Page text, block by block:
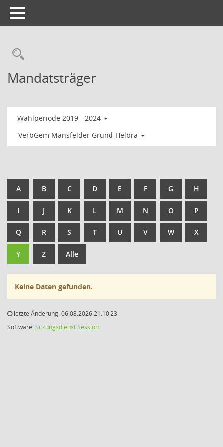
Toggle
navigation
Mandatsträger
Wahlperiode 2019 - 2024
VerbGem Mansfelder Grund-Helbra
A B C D E F G H
I J K L M N O P
Q R S T U V W X
Y Z Alle
Keine Daten gefunden.
letzte Änderung: 06.08.2026 21:10:23
Software:SitzungsdienstSession